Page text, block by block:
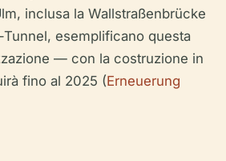
inclusa la Wallstraßenbrücke
Tunnel, esemplificano questa
— con la costruzione in
fino al 2025 (Erneuerung